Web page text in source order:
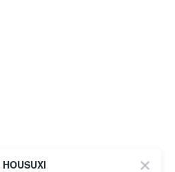
HOUSUXI